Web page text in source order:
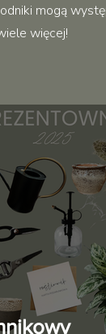
mogą
więcej!